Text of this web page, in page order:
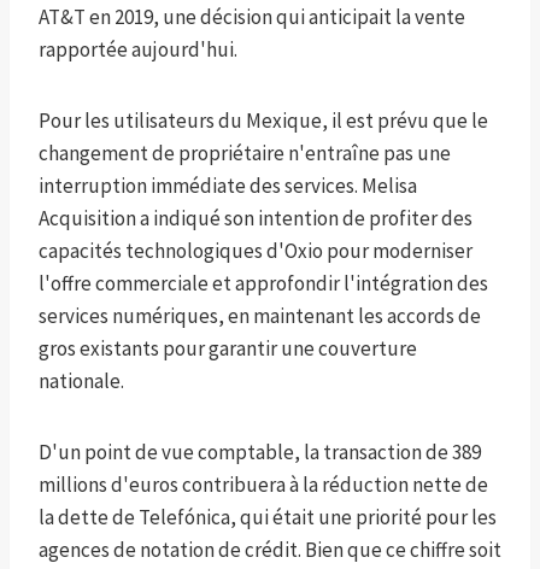
AT&T en 2019, une décision qui anticipait la vente
rapportée aujourd'hui.
Pour les utilisateurs du Mexique, il est prévu que le
changement de propriétaire n'entraîne pas une
interruption immédiate des services. Melisa
Acquisition a indiqué son intention de profiter des
capacités technologiques d'Oxio pour moderniser
l'offre commerciale et approfondir l'intégration des
services numériques, en maintenant les accords de
gros existants pour garantir une couverture
nationale.
D'un point de vue comptable, la transaction de 389
millions d'euros contribuera à la réduction nette de
la dette de Telefónica, qui était une priorité pour les
agences de notation de crédit. Bien que ce chiffre soit